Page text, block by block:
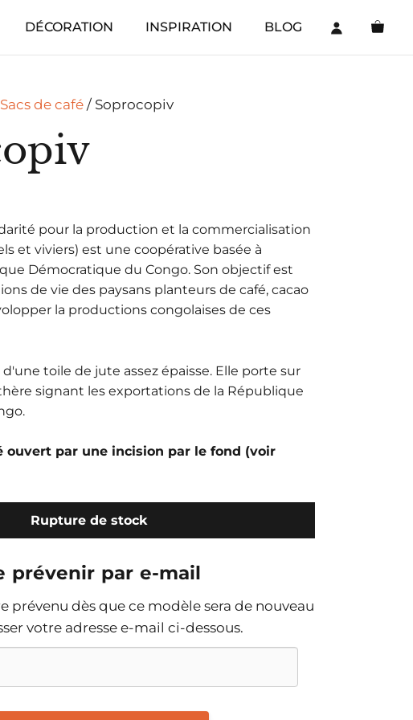
DÉCORATION INSPIRATION BLOG
Sacs de café/ Soprocopiv
pour la production et la commercialisation
et viviers) est une coopérative basée à
Démocratique du Congo. Son objectif est
de vie des paysans planteurs de café, cacao
la productions congolaises de ces
toile de jute assez épaisse. Elle porte sur
signant les exportations de la République
ouvert par une incision par le fond (voir
Rupture de stock
prévenir par e-mail
prévenu dès que ce modèle sera de nouveau
votre adresse e-mail ci-dessous.